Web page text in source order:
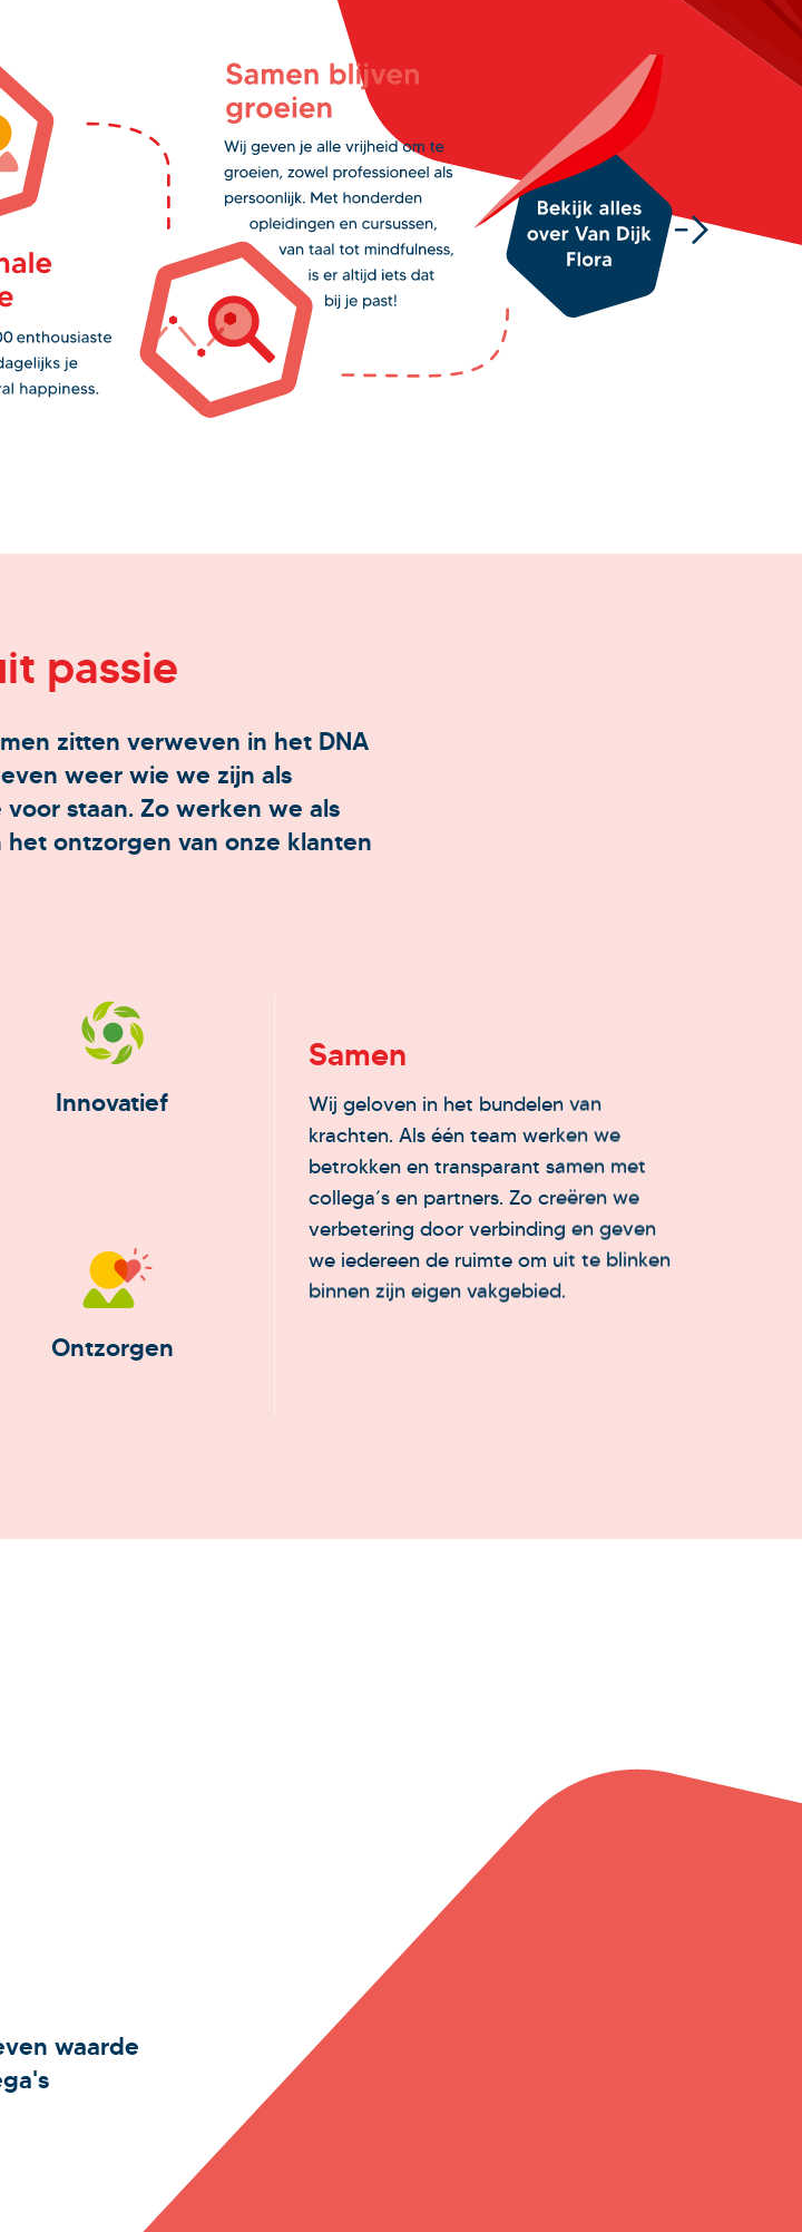
passie
zitten verweven in het DNA
weer wie we zijn als
staan. Zo werken we als
ontzorgen van onze klanten
Innovatief
Ontzorgen
Samen
Wij geloven in het bundelen van
krachten. Als één team werken we
betrokken en transparant samen met
collega’s en partners. Zo creëren we
verbetering door verbinding en geven
we iedereen de ruimte om uit te blinken
binnen zijn eigen vakgebied.
waarde